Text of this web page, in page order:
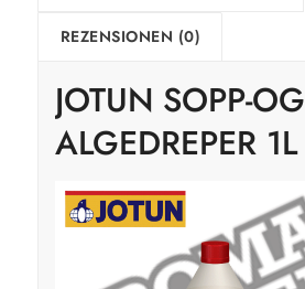
REZENSIONEN (0)
JOTUN SOPP-OG
ALGEDREPER 1L